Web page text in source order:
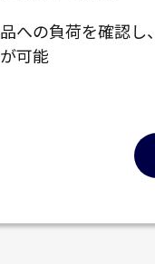
への負荷を確認し
可能